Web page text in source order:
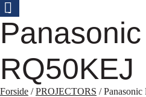
RQ50KEJ
Forside /PROJECTORS /